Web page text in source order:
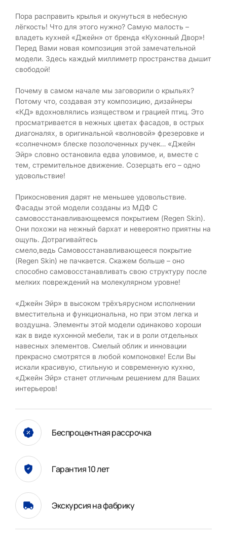
Пора расправить крылья и окунуться в небесную
лёгкость! Что для этого нужно? Самую малость –
владеть кухней «Джейн» от бренда «Кухонный Двор»!
Перед Вами новая композиция этой замечательной
модели. Здесь каждый миллиметр пространства дышит
свободой!
Почему в самом начале мы заговорили о крыльях?
Потому что, создавая эту композицию, дизайнеры
«КД» вдохновлялись изяществом и грацией птиц. Это
просматривается в нежных цветах фасадов, в острых
диагоналях, в оригинальной «волновой» фрезеровке и
«солнечном» блеске позолоченных ручек… «Джейн
Эйр» словно остановила едва уловимое, и, вместе с
тем, стремительное движение. Созерцать его – одно
удовольствие!
Прикосновения дарят не меньшее удовольствие.
Фасады этой модели созданы из МДФ С
самовосстанавливающеемся покрытием (Regen Skin).
Они похожи на нежный бархат и невероятно приятны на
ощупь. Дотрагивайтесь
смело,ведь Самовосстанавливающееся покрытие
(Regen Skin) не пачкается. Скажем больше – оно
способно самовосстанавливать свою структуру после
мелких повреждений на молекулярном уровне!
«Джейн Эйр» в высоком трёхъярусном исполнении
вместительна и функциональна, но при этом легка и
воздушна. Элементы этой модели одинаково хороши
как в виде кухонной мебели, так и в роли отдельных
навесных элементов. Смелый облик и инновации
прекрасно смотрятся в любой компоновке! Если Вы
искали красивую, стильную и современную кухню,
«Джейн Эйр» станет отличным решением для Ваших
интерьеров!
Беспроцентная рассрочка
Гарантия 10 лет
Экскурсия на фабрику